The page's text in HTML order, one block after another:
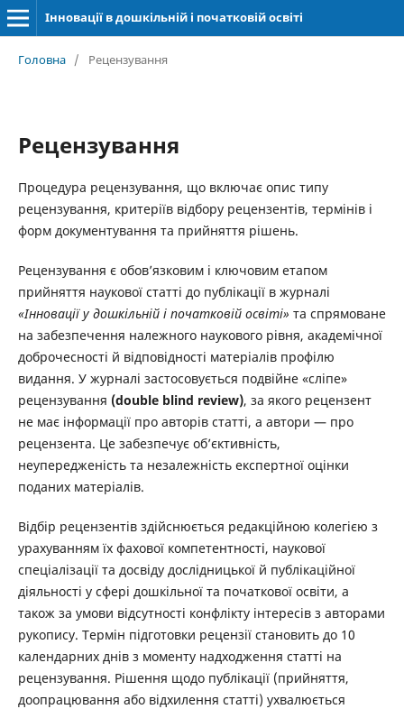
Інновації в дошкільній і початковій освіті
Головна / Рецензування
Рецензування
Процедура рецензування, що включає опис типу
рецензування, критеріїв відбору рецензентів, термінів і
форм документування та прийняття рішень.
Рецензування є обов’язковим і ключовим етапом
прийняття наукової статті до публікації в журналі
«Інновації у дошкільній і початковій освіті» та спрямоване
на забезпечення належного наукового рівня, академічної
доброчесності й відповідності матеріалів профілю
видання. У журналі застосовується подвійне «сліпе»
рецензування (double blind review), за якого рецензент
не має інформації про авторів статті, а автори — про
рецензента. Це забезпечує об’єктивність,
неупередженість та незалежність експертної оцінки
поданих матеріалів.
Відбір рецензентів здійснюється редакційною колегією з
урахуванням їх фахової компетентності, наукової
спеціалізації та досвіду дослідницької й публікаційної
діяльності у сфері дошкільної та початкової освіти, а
також за умови відсутності конфлікту інтересів з авторами
рукопису. Термін підготовки рецензії становить до 10
календарних днів з моменту надходження статті на
рецензування. Рішення щодо публікації (прийняття,
доопрацювання або відхилення статті) ухвалюється